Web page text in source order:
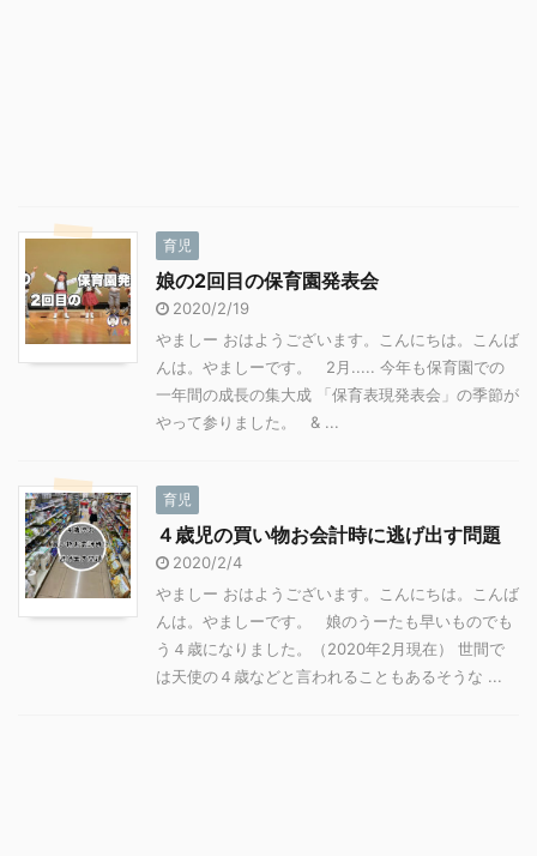
育児
娘の2回目の保育園発表会
2020/2/19
やましー おはようございます。こんにちは。こんば
んは。やましーです。 2月..... 今年も保育園での
一年間の成長の集大成 「保育表現発表会」の季節が
やって参りました。 & ...
育児
４歳児の買い物お会計時に逃げ出す問題
2020/2/4
やましー おはようございます。こんにちは。こんば
んは。やましーです。 娘のうーたも早いものでも
う４歳になりました。（2020年2月現在） 世間で
は天使の４歳などと言われることもあるそうな ...